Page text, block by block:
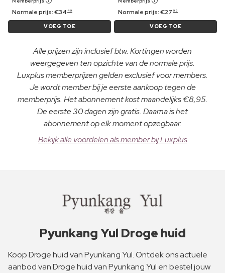
Normale prijs:€34 49
VOEG TOE
Normale prijs:€27 99
VOEG TOE
Alle prijzen zijn inclusief btw. Kortingen worden
weergegeven ten opzichte van de normale prijs.
Luxplus memberprijzen gelden exclusief voor members.
Je wordt member bij je eerste aankoop tegen de
memberprijs. Het abonnement kost maandelijks €8,95.
De eerste 30 dagen zijn gratis. Daarna is het
abonnement op elk moment opzegbaar.
Bekijk alle voordelen als member bij Luxplus
Pyunkang Yul Droge huid
Koop Droge huid van Pyunkang Yul. Ontdek ons actuele
aanbod van Droge huid van Pyunkang Yul en bestel jouw